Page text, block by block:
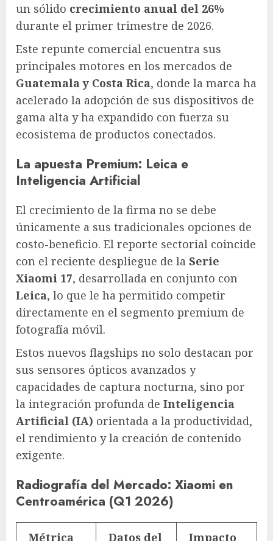
un sólido crecimiento anual del 26%
durante el primer trimestre de 2026.
Este repunte comercial encuentra sus
principales motores en los mercados de
Guatemala y Costa Rica, donde la marca ha
acelerado la adopción de sus dispositivos de
gama alta y ha expandido con fuerza su
ecosistema de productos conectados.
La apuesta Premium: Leica e
Inteligencia Artificial
El crecimiento de la firma no se debe
únicamente a sus tradicionales opciones de
costo-beneficio. El reporte sectorial coincide
con el reciente despliegue de la Serie
Xiaomi 17, desarrollada en conjunto con
Leica, lo que le ha permitido competir
directamente en el segmento premium de
fotografía móvil.
Estos nuevos flagships no solo destacan por
sus sensores ópticos avanzados y
capacidades de captura nocturna, sino por
la integración profunda de Inteligencia
Artificial (IA) orientada a la productividad,
el rendimiento y la creación de contenido
exigente.
Radiografía del Mercado: Xiaomi en
Centroamérica (Q1 2026)
Métrica
Datos del
Impacto